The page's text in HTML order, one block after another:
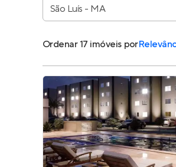
Ordenar17 imóveis por